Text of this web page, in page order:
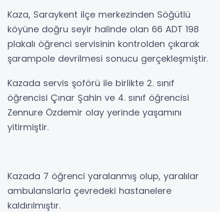
​Kaza, Saraykent ilçe merkezinden Söğütlü
köyüne doğru seyir halinde olan 66 ADT 198
plakalı öğrenci servisinin kontrolden çıkarak
şarampole devrilmesi sonucu gerçekleşmiştir.
​Kazada servis şoförü ile birlikte 2. sınıf
öğrencisi Çınar Şahin ve 4. sınıf öğrencisi
Zennure Özdemir olay yerinde yaşamını
yitirmiştir.
​Kazada 7 öğrenci yaralanmış olup, yaralılar
ambulanslarla çevredeki hastanelere
kaldırılmıştır.